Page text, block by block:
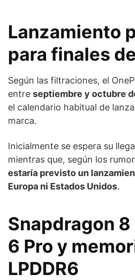
Lanzamiento
para finales
Según las filtraciones, el
entre septiembre y octubre
el calendario habitual de
marca.
Inicialmente se espera su
mientras que, según los
estaría previsto un
Europa ni Estados Unidos.
Snapdragon 8
6 Pro y
LPDDR6